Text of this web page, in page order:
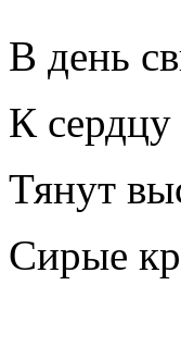
В день
К сердцу
Тянут
Сирые